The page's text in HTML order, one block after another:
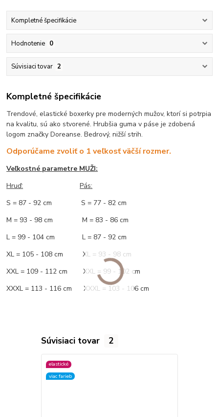
Kompletné špecifikácie
Hodnotenie 0
Súvisiaci tovar 2
Kompletné špecifikácie
Trendové, elastické boxerky pre moderných mužov, ktorí si potrpia
na kvalitu, sú ako stvorené. Hrubšia guma v páse je zdobená
logom značky Doreanse. Bedrový, nižší strih.
Odporúčame zvoliť o 1 veľkosť väčší rozmer.
Veľkostné parametre MUŽI:
Hruď:
Pás:
S = 87 - 92 cm S = 77 - 82 cm
M = 93 - 98 cm M = 83 - 86 cm
L = 99 - 104 cm L = 87 - 92 cm
XL = 105 - 108 cm XL = 93 - 98 cm
XXL = 109 - 112 cm XXL = 99 - 102 cm
XXXL = 113 - 116 cm XXXL = 103 - 106 cm
Súvisiaci tovar 2
elastické
viac farieb